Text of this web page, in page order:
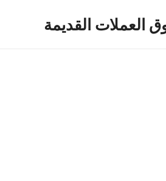
العملات القديمة